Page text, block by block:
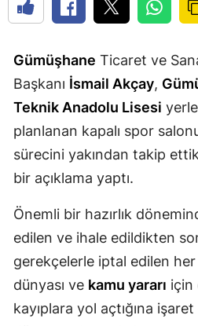
Gümüşhane Ticaret ve
Başkanı İsmail Akçay,
Teknik Anadolu Lisesi
planlanan kapalı spor
sürecini yakından takip
bir açıklama yaptı.
Önemli bir hazırlık
edilen ve ihale edildikten
gerekçelerle iptal edilen her
dünyası ve kamu yararı için
kayıplara yol açtığına